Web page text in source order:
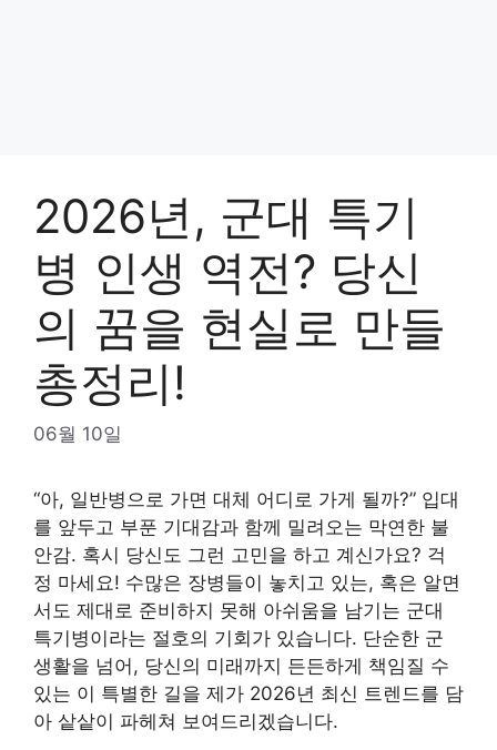
2026년, 군대 특기
병 인생 역전? 당신
의 꿈을 현실로 만들
총정리!
06월 10일
“아, 일반병으로 가면 대체 어디로 가게 될까?” 입대
를 앞두고 부푼 기대감과 함께 밀려오는 막연한 불
안감. 혹시 당신도 그런 고민을 하고 계신가요? 걱
정 마세요! 수많은 장병들이 놓치고 있는, 혹은 알면
서도 제대로 준비하지 못해 아쉬움을 남기는 군대
특기병이라는 절호의 기회가 있습니다. 단순한 군
생활을 넘어, 당신의 미래까지 든든하게 책임질 수
있는 이 특별한 길을 제가 2026년 최신 트렌드를 담
아 샅샅이 파헤쳐 보여드리겠습니다.